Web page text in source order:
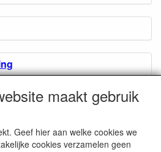
maakt gebruik
Geef hier aan welke cookies we
cookies verzamelen geen